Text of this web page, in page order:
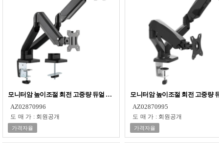
모니터암 높이조절 회전 고중량 듀얼 모니터거치대12KG
AZ02870996
도매가 : 회원공개
가격자율
모니터암 높이조절 회전 고중량
AZ02870995
도매가 : 회원공개
가격자율